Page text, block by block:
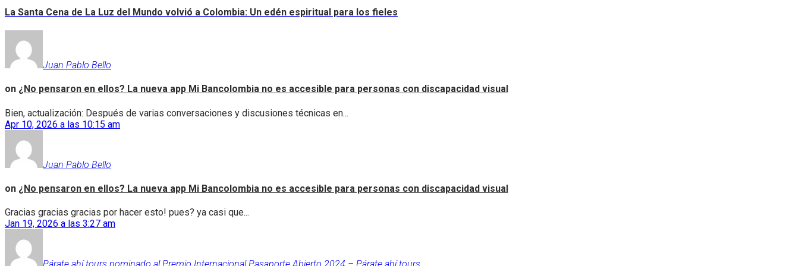
La Santa Cena de La Luz del Mundo volvió a Colombia: Un edén espiritual para los fieles
Juan Pablo Bello
on ¿No pensaron en ellos? La nueva app Mi Bancolombia no es accesible para personas con discapacidad visual
Bien, actualización: Después de varias conversaciones y discusiones técnicas en...
Apr 10, 2026 a las 10:15 am
Juan Pablo Bello
on ¿No pensaron en ellos? La nueva app Mi Bancolombia no es accesible para personas con discapacidad visual
Gracias gracias gracias por hacer esto! pues? ya casi que...
Jan 19, 2026 a las 3:27 am